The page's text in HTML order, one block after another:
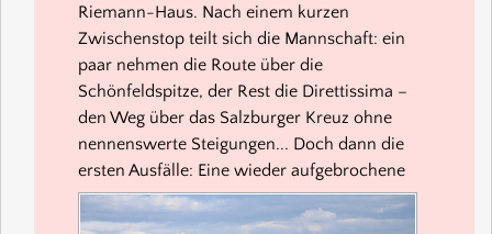
Riemann-Haus. Nach einem kurzen
Zwischenstop teilt sich die Mannschaft: ein
paar nehmen die Route über die
Schönfeldspitze, der Rest die Direttissima –
den Weg über das Salzburger Kreuz ohne
nennenswerte Steigungen... Doch dann die
ersten Ausfälle: Eine wieder aufgebrochene